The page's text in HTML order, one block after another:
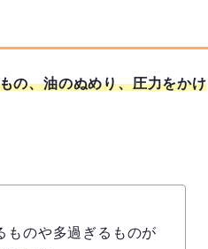
の、油のぬめり、圧力をかけ
ものや多過ぎるものが